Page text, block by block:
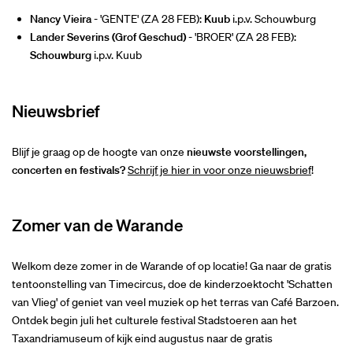
Nancy Vieira- 'GENTE' (ZA 28 FEB): Kuub i.p.v. Schouwburg
Lander Severins (Grof Geschud)- 'BROER' (ZA 28 FEB):
Schouwburg i.p.v. Kuub
Nieuwsbrief
Blijf je graag op de hoogte van onze nieuwste voorstellingen,
concerten en festivals?Schrijf je hier in voor onze nieuwsbrief!
Zomer van de Warande
Welkom deze zomer in de Warande of op locatie! Ga naar de gratis
tentoonstelling van Timecircus, doe de kinderzoektocht 'Schatten
van Vlieg' of geniet van veel muziek op het terras van Café Barzoen.
Ontdek begin juli het culturele festival Stadstoeren aan het
Taxandriamuseum of kijk eind augustus naar de gratis